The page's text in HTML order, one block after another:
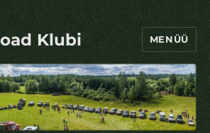
Klubi MENÜÜ